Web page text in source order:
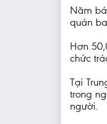
Năm
quán
Hơn
chức
Tại
trong
người.